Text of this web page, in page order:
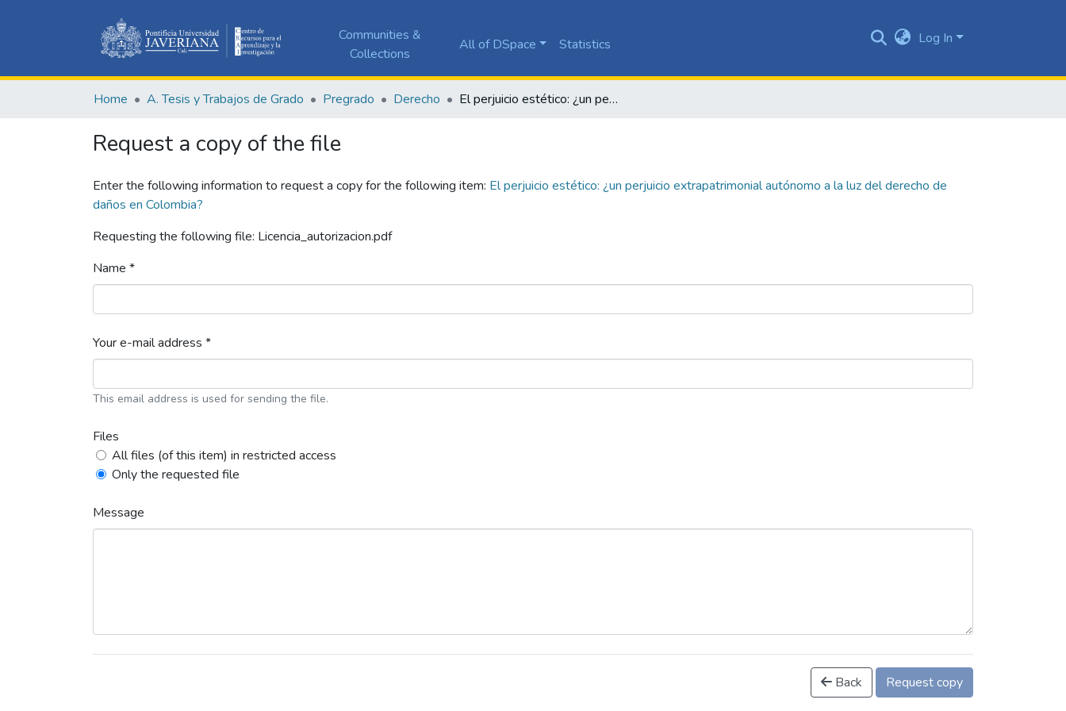
Communities &
Collections
All of DSpace Statistics Log In
Home A. Tesis y Trabajos de Grado Pregrado Derecho El perjuicio estético: ¿un perjuicio extrapatrimonial autónomo a la luz del derecho de daños en Colombia?
Request a copy of the file
Enter the following information to request a copy for the following item: El perjuicio estético: ¿un perjuicio extrapatrimonial autónomo a la luz del derecho de
daños en Colombia?
Requesting the following file: Licencia_autorizacion.pdf
Name *
Your e-mail address *
This email address is used for sending the file.
Files
All files (of this item) in restricted access
Only the requested file
Message
Back Request copy